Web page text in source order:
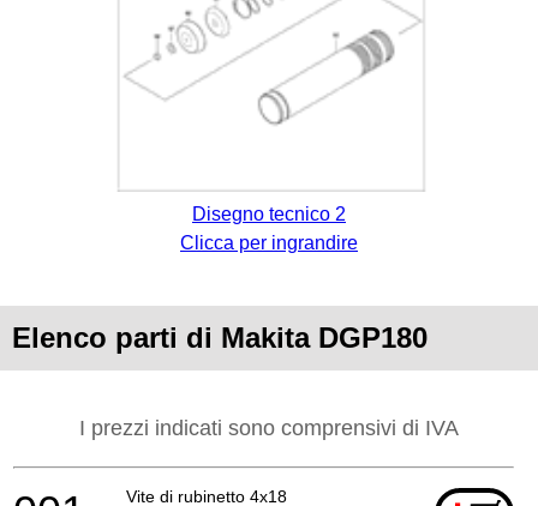
Disegno tecnico 2
Clicca per ingrandire
Elenco parti di Makita DGP180
I prezzi indicati sono comprensivi di IVA
Vite di rubinetto 4x18